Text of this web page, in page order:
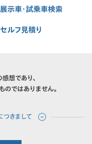
展示車・試乗車検索
セルフ見積り
想であり、
のではありません。